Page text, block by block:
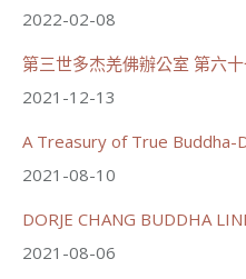
June 21, 2026, 12:54 AM
觀看更多
2022-02-08
第三世多杰羌佛辦公室 第六
2021-12-13
A Treasury of True Buddha-
2021-08-10
DORJE CHANG BUDDHA
2021-08-06